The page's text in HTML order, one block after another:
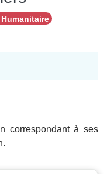
correspondant à ses